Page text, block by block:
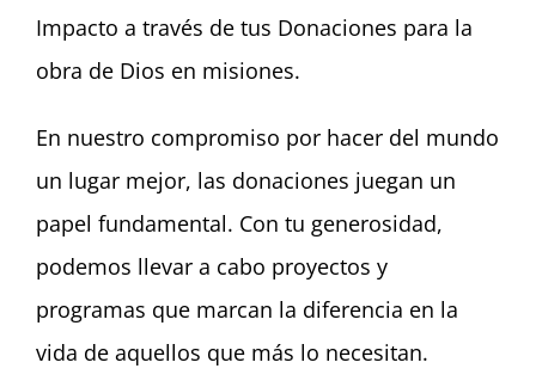
Impacto a través de tus Donaciones para la
obra de Dios en misiones.
En nuestro compromiso por hacer del mundo
un lugar mejor, las donaciones juegan un
papel fundamental. Con tu generosidad,
podemos llevar a cabo proyectos y
programas que marcan la diferencia en la
vida de aquellos que más lo necesitan.